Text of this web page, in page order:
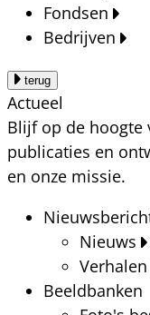
Fondsen
Bedrijven
terug
Actueel
Blijf op de hoogte
publicaties en
en onze missie.
Nieuws
Verhalen
Beeldbanken